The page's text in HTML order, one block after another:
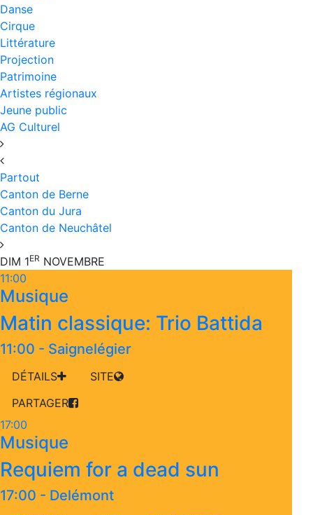
Danse
Cirque
Littérature
Projection
Patrimoine
Artistes régionaux
Jeune public
AG Culturel
Partout
Canton de Berne
Canton du Jura
Canton de Neuchâtel
DIM 1ER NOVEMBRE
11:00
Musique
Matin classique: Trio Battida
11:00 - Saignelégier
DÉTAILS
SITE
PARTAGER
17:00
Musique
Requiem for a dead sun
17:00 - Delémont